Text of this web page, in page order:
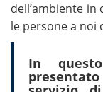
dell’ambiente
le persone a noi
In